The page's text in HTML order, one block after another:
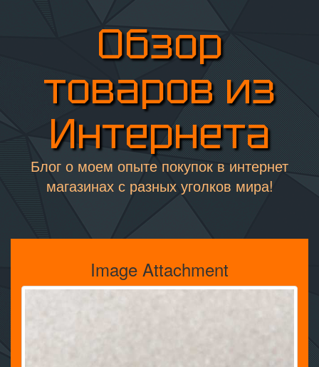
Обзор
товаров из
Интернета
Блог о моем опыте покупок в интернет
магазинах с разных уголков мира!
Image Attachment